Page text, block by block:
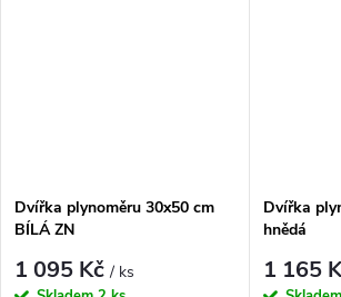
Dvířka plynoměru 30x50 cm
BÍLÁ ZN
1 095 Kč/ ks
Dvířka
hnědá
1 165